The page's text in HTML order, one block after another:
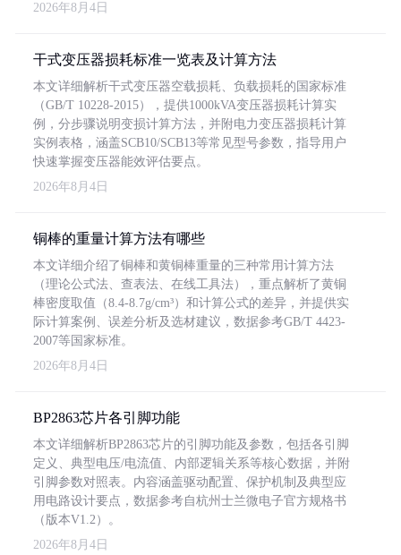
2026年8月4日
干式变压器损耗标准一览表及计算方法
本文详细解析干式变压器空载损耗、负载损耗的国家标准
（GB/T 10228-2015），提供1000kVA变压器损耗计算实
例，分步骤说明变损计算方法，并附电力变压器损耗计算
实例表格，涵盖SCB10/SCB13等常见型号参数，指导用户
快速掌握变压器能效评估要点。
2026年8月4日
铜棒的重量计算方法有哪些
本文详细介绍了铜棒和黄铜棒重量的三种常用计算方法
（理论公式法、查表法、在线工具法），重点解析了黄铜
棒密度取值（8.4-8.7g/cm³）和计算公式的差异，并提供实
际计算案例、误差分析及选材建议，数据参考GB/T 4423-
2007等国家标准。
2026年8月4日
BP2863芯片各引脚功能
本文详细解析BP2863芯片的引脚功能及参数，包括各引脚
定义、典型电压/电流值、内部逻辑关系等核心数据，并附
引脚参数对照表。内容涵盖驱动配置、保护机制及典型应
用电路设计要点，数据参考自杭州士兰微电子官方规格书
（版本V1.2）。
2026年8月4日